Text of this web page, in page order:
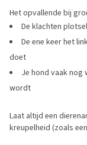
Het opvallende bij
De klachten
De ene keer het
doet
Je hond vaak
wordt
Laat altijd een
kreupelheid (zoals